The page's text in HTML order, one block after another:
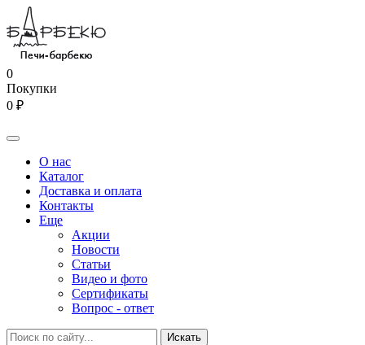
0
Покупки
0 ₽
О нас
Каталог
Доставка и оплата
Контакты
Еще
Акции
Новости
Статьи
Видео и фото
Сертификаты
Вопрос - ответ